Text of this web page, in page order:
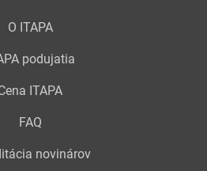
O ITAPA
podujatia
ITAPA
FAQ
novinárov